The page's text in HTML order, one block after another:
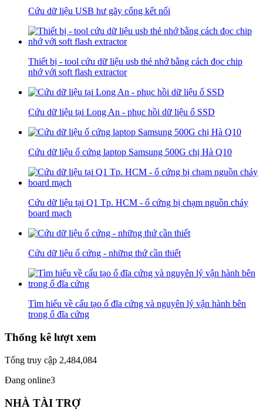
Cứu dữ liệu USB hư gãy cổng kết nối
Thiết bị - tool cứu dữ liệu usb thẻ nhớ bằng cách đọc chip
nhớ với soft flash extractor
Cứu dữ liệu tại Long An - phục hồi dữ liệu ổ SSD
Cứu dữ liệu ổ cứng laptop Samsung 500G chị Hà Q10
Cứu dữ liệu tại Q1 Tp. HCM - ổ cứng bị chạm nguồn cháy
board mạch
Cứu dữ liệu ổ cứng - những thứ cần thiết
Tìm hiểu về cấu tạo ổ đĩa cứng và nguyên lý vận hành bên
trong ổ đĩa cứng
Thống kê lượt xem
Tổng truy cập 2,484,084
Đang online3
NHÀ TÀI TRỢ